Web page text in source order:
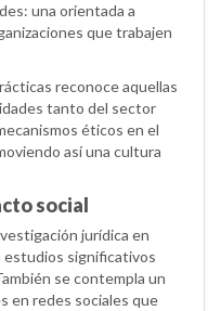
una orientada a
que trabajen
reconoce aquellas
tanto del sector
éticos en el
así una cultura
social
jurídica en
estudios significativos
se contempla un
en redes sociales que